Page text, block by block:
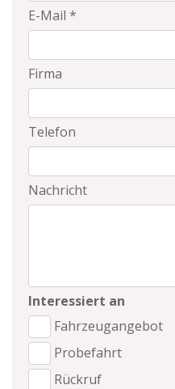
E-Mail *
Firma
Telefon
Nachricht
Interessiert an
Fahrzeugangebot
Probefahrt
Rückruf